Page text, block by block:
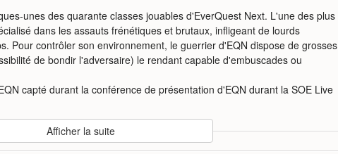
unes des quarante classes jouables d'EverQuest Next. L'une des plus
dans les assauts frénétiques et brutaux, infligeant de lourds
Pour contrôler son environnement, le guerrier d'EQN dispose de grosses
de bondir l'adversaire) le rendant capable d'embuscades ou
capté durant la conférence de présentation d'EQN durant la SOE Live
Afficher la suite